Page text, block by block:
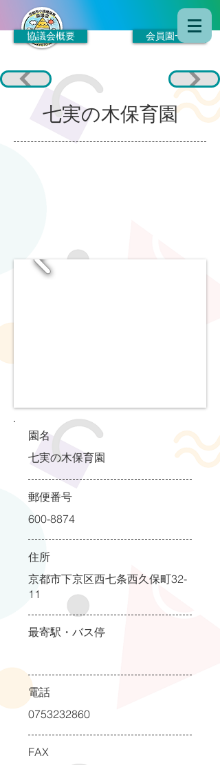
協議会概要 会員園一覧
七実の木保育園
園名
七実の木保育園
郵便番号
600-8874
住所
京都市下京区西七条西久保町32-
11
最寄駅・バス停
電話
0753232860
FAX